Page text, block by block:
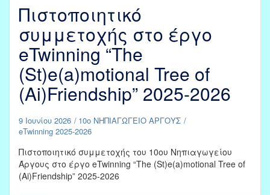
Πιστοποιητικό
συμμετοχής στο έργο
eTwinning “The
(St)e(a)motional Tree of
(Ai)Friendship” 2025-2026
9 Ιουνίου 2026
10ο ΝΗΠΙΑΓΩΓΕΙΟ ΑΡΓΟΥΣ
eTwinning 2025-2026
Πιστοποιητικό συμμετοχής του 10ου Νηπιαγωγείου
Άργους στο έργο eTwinning “The (St)e(a)motional Tree of
(Ai)Friendship” 2025-2026